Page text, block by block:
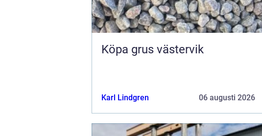
Köpa grus västervik
Karl Lindgren 06 augusti 2026